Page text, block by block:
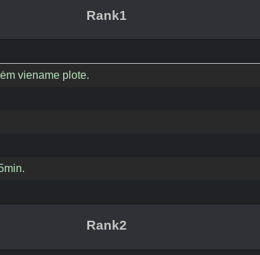
Rank1
viename plote.
Rank2